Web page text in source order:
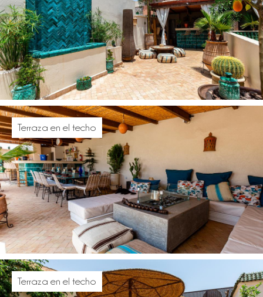
Terraza en el techo
Terraza en el techo